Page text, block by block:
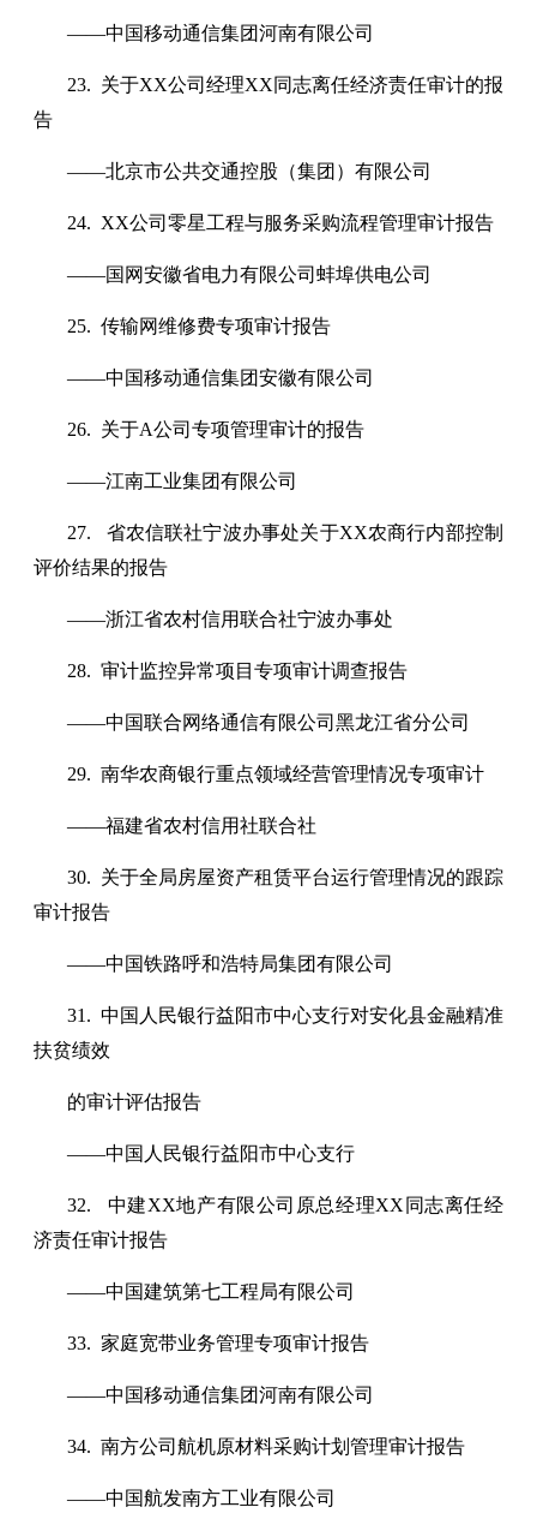
——中国移动通信集团河南有限公司
23. 关于XX公司经理XX同志离任经济责任审计的报
告
——北京市公共交通控股（集团）有限公司
24. XX公司零星工程与服务采购流程管理审计报告
——国网安徽省电力有限公司蚌埠供电公司
25. 传输网维修费专项审计报告
——中国移动通信集团安徽有限公司
26. 关于A公司专项管理审计的报告
——江南工业集团有限公司
27. 省农信联社宁波办事处关于XX农商行内部控制
评价结果的报告
——浙江省农村信用联合社宁波办事处
28. 审计监控异常项目专项审计调查报告
——中国联合网络通信有限公司黑龙江省分公司
29. 南华农商银行重点领域经营管理情况专项审计
——福建省农村信用社联合社
30. 关于全局房屋资产租赁平台运行管理情况的跟踪
审计报告
——中国铁路呼和浩特局集团有限公司
31. 中国人民银行益阳市中心支行对安化县金融精准
扶贫绩效
的审计评估报告
——中国人民银行益阳市中心支行
32. 中建XX地产有限公司原总经理XX同志离任经
济责任审计报告
——中国建筑第七工程局有限公司
33. 家庭宽带业务管理专项审计报告
——中国移动通信集团河南有限公司
34. 南方公司航机原材料采购计划管理审计报告
——中国航发南方工业有限公司